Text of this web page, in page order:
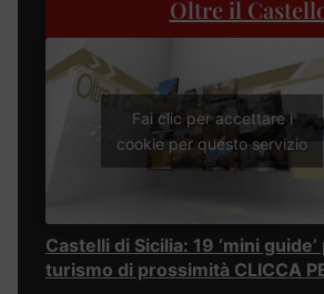
Oltre il
Fai clic per accettare i
cookie per questo servizio
Castelli di Sicilia: 19 ‘mini
turismo di prossimità CLICCA